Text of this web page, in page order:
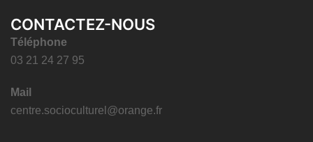
CONTACTEZ-NOUS
Téléphone
03 21 24 27 95
Mail
centre.socioculturel@orange.fr